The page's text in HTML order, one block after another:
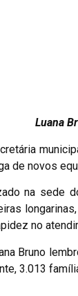
Luana
de novos
na sede
no
Bruno
3.013